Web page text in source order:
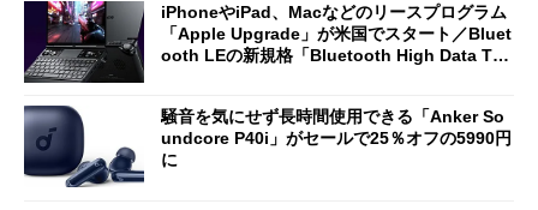
iPhoneやiPad、Macなどのリースプログラム
「Apple Upgrade」が米国でスタート／Bluet
ooth LEの新規格「Bluetooth High Data Thr
騒音を気にせず長時間使用できる「Anker So
undcore P40i」がセールで25％オフの5990円
に